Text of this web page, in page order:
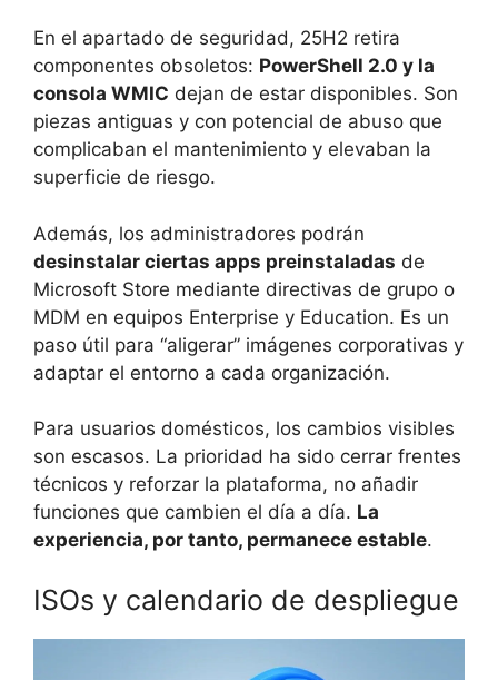
En el apartado de seguridad, 25H2 retira
componentes obsoletos: PowerShell 2.0 y la
consola WMIC dejan de estar disponibles. Son
piezas antiguas y con potencial de abuso que
complicaban el mantenimiento y elevaban la
superficie de riesgo.
Además, los administradores podrán
desinstalar ciertas apps preinstaladas de
Microsoft Store mediante directivas de grupo o
MDM en equipos Enterprise y Education. Es un
paso útil para “aligerar” imágenes corporativas y
adaptar el entorno a cada organización.
Para usuarios domésticos, los cambios visibles
son escasos. La prioridad ha sido cerrar frentes
técnicos y reforzar la plataforma, no añadir
funciones que cambien el día a día. La
experiencia, por tanto, permanece estable.
ISOs y calendario de despliegue